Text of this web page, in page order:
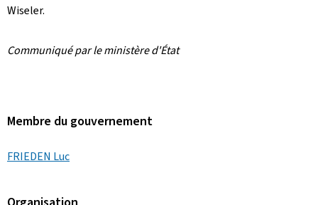
Wiseler.
Communiqué par le ministère d'État
Membre du gouvernement
FRIEDEN Luc